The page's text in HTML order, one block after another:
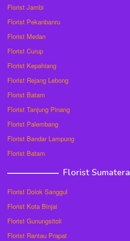
Florist Jambi
Florist Pekanbanru
Florist Medan
Florist Curup
Florist Kepahiang
Florist Rejang Lebong
Florist Batam
Florist Tanjung Pinang
Florist Palembang
Florist Bandar Lampung
Florist Batam
Florist
Florist Dolok Sanggul
Florist Kota Binjai
Florist Gunungsitoli
Florist Rantau Prapat